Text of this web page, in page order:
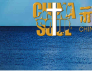
略過到內容